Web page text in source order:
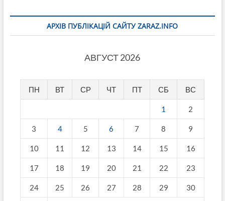
АРХІВ ПУБЛІКАЦІЙ САЙТУ ZARAZ.INFO
АВГУСТ 2026
ПН ВТ СР ЧТ ПТ СБ ВС
1 2
3 4 5 6 7 8 9
10 11 12 13 14 15 16
17 18 19 20 21 22 23
24 25 26 27 28 29 30